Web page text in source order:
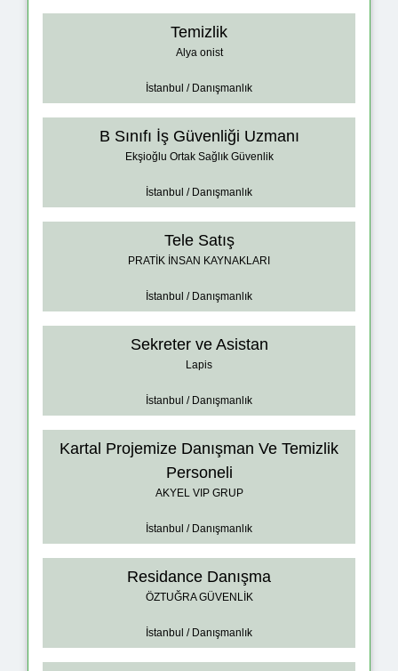
Temizlik
Alya onist
İstanbul / Danışmanlık
B Sınıfı İş Güvenliği Uzmanı
Ekşioğlu Ortak Sağlık Güvenlik
İstanbul / Danışmanlık
Tele Satış
PRATİK İNSAN KAYNAKLARI
İstanbul / Danışmanlık
Sekreter ve Asistan
Lapis
İstanbul / Danışmanlık
Kartal Projemize Danışman Ve Temizlik
Personeli
AKYEL VIP GRUP
İstanbul / Danışmanlık
Residance Danışma
ÖZTUĞRA GÜVENLİK
İstanbul / Danışmanlık